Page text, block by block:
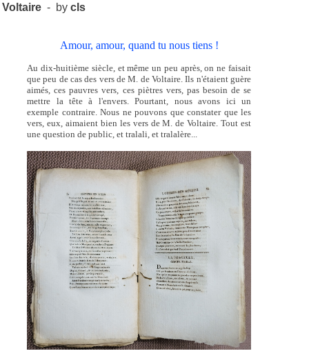
Voltaire - bycls
Amour, amour, quand tu nous tiens !
Au dix-huitième siècle, et même un peu après, on ne faisait
que peu de cas des vers de M. de Voltaire. Ils n'étaient guère
aimés, ces pauvres vers, ces piètres vers, pas besoin de se
mettre la tête à l'envers. Pourtant, nous avons ici un
exemple contraire. Nous ne pouvons que constater que les
vers, eux, aimaient bien les vers de M. de Voltaire. Tout est
une question de public, et tralali, et tralalère...